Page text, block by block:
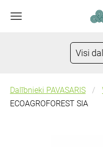
Visi
Dalībnieki PAVASARIS
ECOAGROFOREST SIA